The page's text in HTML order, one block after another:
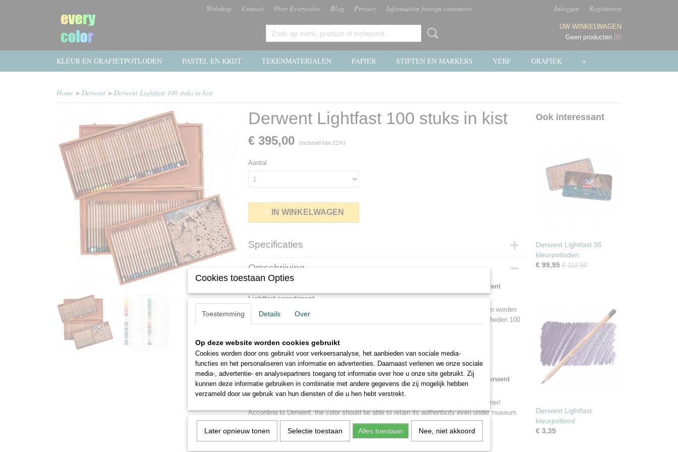
Webshop Contact Over Everycolor Blog Privacy Information foreign customers Inloggen Registreren
UW WINKELWAGEN
Geen producten (0)
KLEUR EN GRAFIETPOTLODEN PASTEL EN KRIJT TEKENMATERIALEN PAPIER STIFTEN EN MARKERS VERF GRAFIEK +
Home > Derwent > Derwent Lightfast 100 stuks in kist
Derwent Lightfast 100 stuks in kist
€ 395,00 (inclusief btw 21%)
Aantal
IN WINKELWAGEN
Specificaties
Afmetingen (l,b,h)
Omschrijving
Derwent Lightfast 100 stuks in houten kist bevat alle 100 kleuren van het Derwent
Lightfast assortiment.
De Derwent Lightfast is een zacht potlood op oliebasis, waarbij lichtechte pigmenten worden
gebruikt. Een topper! Volgens Derwent zou de kleur zelfs onder museumomstandigheden 100
Voor inspiratie zie de website van Derwent
* * * * * * * * * * *
Derwent Lightfast 100 pieces in wooden box contains all 100 colours of the Derwent
Lightfast range.
The Derwent Lightfast is a soft, oil-based pencil that uses lightfast pigments. A winner!
According to Derwent, the color should be able to retain its authenticity even under museum
conditions for 100 years.
the Derwent website
Ook interessant
Derwent Lightfast 36
kleurpotloden
€ 99,95 € 112,50
Derwent Lightfast
kleurpotlood
€ 3,35
Cookies toestaan Opties
Toestemming Details Over
Op deze website worden cookies gebruikt
Cookies worden door ons gebruikt voor verkeersanalyse, het aanbieden van sociale media-
functies en het personaliseren van informatie en advertenties. Daarnaast verlenen we onze sociale
media-, advertentie- en analysepartners toegang tot informatie over hoe u onze site gebruikt. Zij
kunnen deze informatie gebruiken in combinatie met andere gegevens die zij mogelijk hebben
verzameld door uw gebruik van hun diensten of die u hen hebt verstrekt.
Later opnieuw tonen Selectie toestaan Alles toestaan Nee, niet akkoord